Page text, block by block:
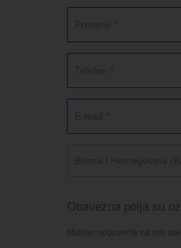
Obavezna polja su
Molimo odgovorite na sve